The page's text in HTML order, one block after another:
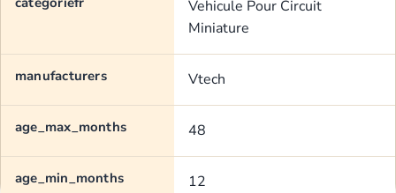
Vehicule Pour Circuit
Miniature
manufacturers Vtech
age_max_months 48
age_min_months 12